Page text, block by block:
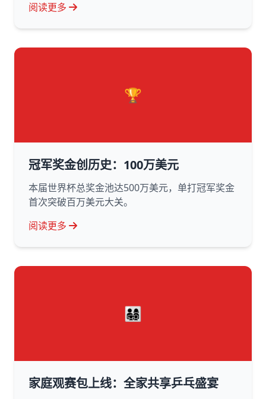
阅读更多
🏆
冠军奖金创历史：100万美元
本届世界杯总奖金池达500万美元，单打冠军奖金
首次突破百万美元大关。
阅读更多
👨‍👩‍👧‍👦
家庭观赛包上线：全家共享乒乓盛宴